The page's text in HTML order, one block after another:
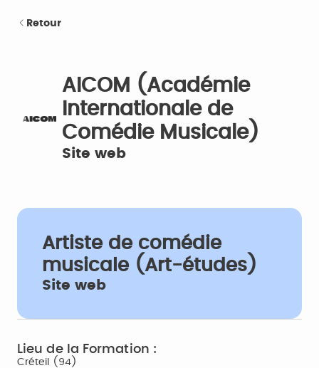
Retour
AICOM (Académie
Internationale de
Comédie Musicale)
Site web
Artiste de comédie
musicale (Art-études)
Site web
Lieu de la Formation :
Créteil (94)